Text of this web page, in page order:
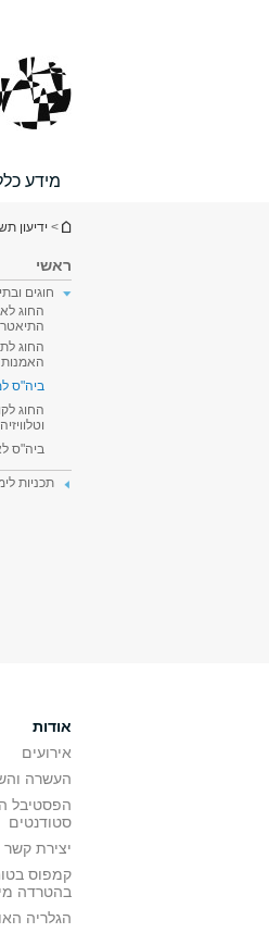
מידע
הינך נמצא
> ידיעון
ראשי
חוגים
החוג
החוג
האמנות
ביה"ס
החוג
וטלוויזיה
ביה"ס
תכניות
אודות
אירועים
העשרה
הפסטיבל
סטודנטים
יצירת קשר
קמפוס
בהטרדה
הגלריה